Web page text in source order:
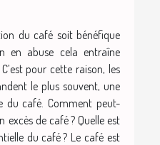
du café soit bénéfique
en abuse cela entraîne
pour cette raison, les
le plus souvent, une
du café. Comment peut-
excès de café ? Quelle est
du café ? Le café est